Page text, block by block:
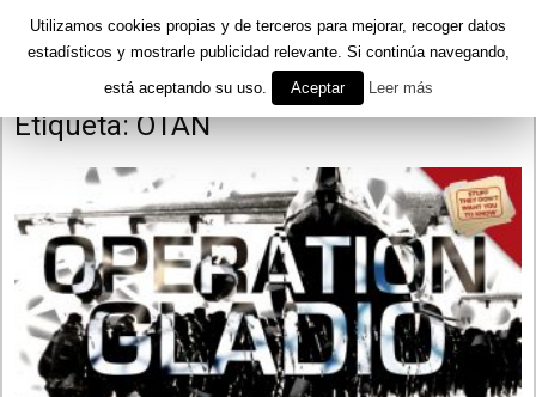
Etiquetas OTAN
Etiqueta: OTAN
Utilizamos cookies propias y de terceros para mejorar, recoger datos
estadísticos y mostrarle publicidad relevante. Si continúa navegando,
está aceptando su uso.
Aceptar Leer más